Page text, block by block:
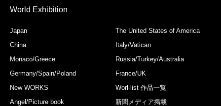
World Exhibition
Japan
The United States of America
China
Italy/Vatican
Monaco/Greece
Russia/Turkey/Australia
Germany/Spain/Poland
France/UK
New WORKS
Worl-list 作品一覧
Angel/Picture book
新聞メディア掲載